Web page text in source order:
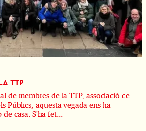
TTP
de membres de la TTP, associació de
Públics, aquesta vegada ens ha
casa. S'ha fet...